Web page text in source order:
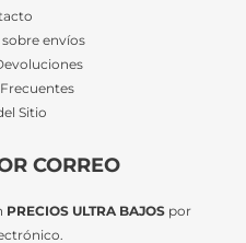
envíos
Sitio
CORREO
PRECIOS ULTRA BAJOSpor